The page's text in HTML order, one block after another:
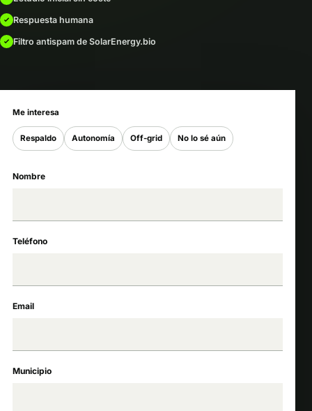
Respuesta humana
Filtro antispam de SolarEnergy.bio
Me interesa
Respaldo Autonomía Off-grid No lo sé aún
Nombre
Teléfono
Email
Municipio